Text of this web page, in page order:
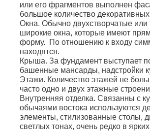
или его фрагментов выполнен
большое количество
Окна. Обычно двухстворчатые или
широкие окна, которые имеют
форму. По отношению к входу
находятся.
Крыша. За фундамент выступает
башенные мансарды, надстройки
Этажи. Количество этажей не
часто одно и двух этажные
Внутренняя отделка. Связанны с
обычаями востока используются
элементы, стилизованные столы,
светлых тонах, очень редко в